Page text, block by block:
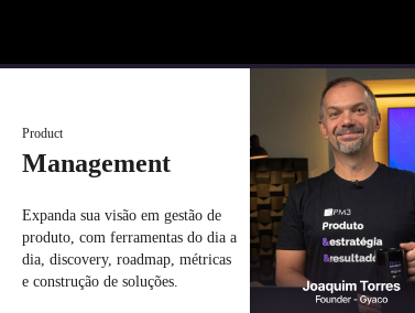
Product
Management
Expanda sua visão em gestão de
produto, com ferramentas do dia a
dia, discovery, roadmap, métricas
e construção de soluções.